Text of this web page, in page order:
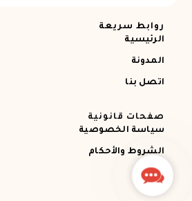
روابط سريعة
الرئيسية
المدونة
اتصل بنا
صفحات قانونية
سياسة الخصوصية
الشروط والأحكام
Contact
Us